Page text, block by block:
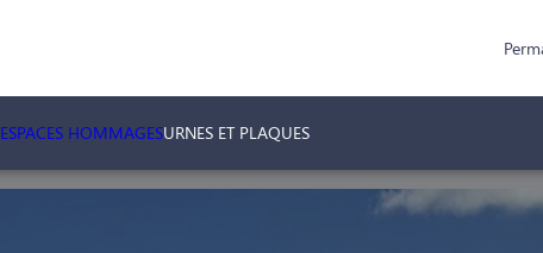
ESPACES HOMMAGESURNES ET PLAQUES